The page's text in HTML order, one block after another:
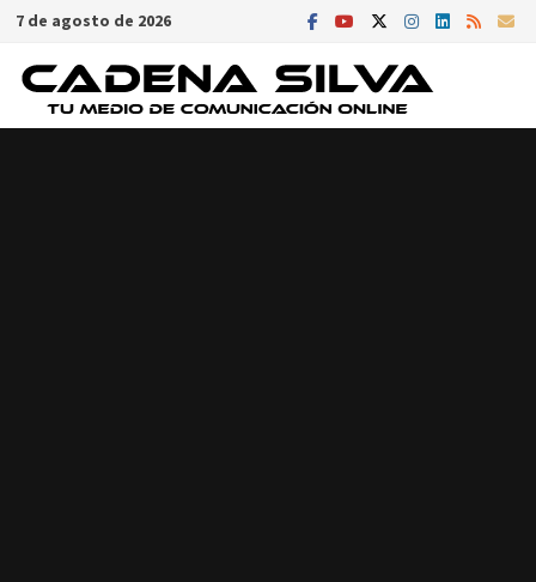
Saltar
contenido
7 de agosto de 2026